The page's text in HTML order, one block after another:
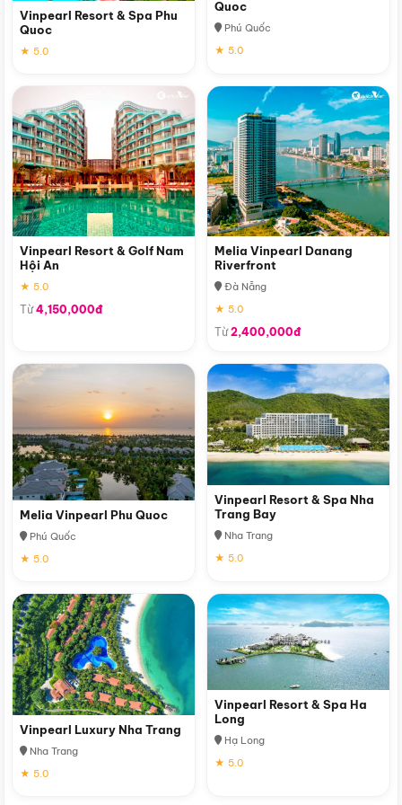
Vinpearl Resort & Spa Phu
Quoc
★ 5.0
Quoc
Phú Quốc
★ 5.0
Vinpearl Resort & Golf Nam
Hội An
★ 5.0
Từ4,150,000đ
Melia Vinpearl Danang
Riverfront
Đà Nẵng
★ 5.0
Từ2,400,000đ
Melia Vinpearl Phu Quoc
Phú Quốc
★ 5.0
Vinpearl Resort & Spa Nha
Trang Bay
Nha Trang
★ 5.0
Vinpearl Luxury Nha Trang
Nha Trang
★ 5.0
Vinpearl Resort & Spa Ha
Long
Hạ Long
★ 5.0